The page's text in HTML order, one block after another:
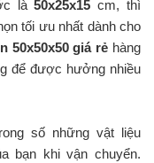
là50x25x15cm, thì
tối ưu nhất dành cho
50x50x50 giá rẻ hàng
để được hưởng nhiều
số những vật liệu
bạn khi vận chuyển.